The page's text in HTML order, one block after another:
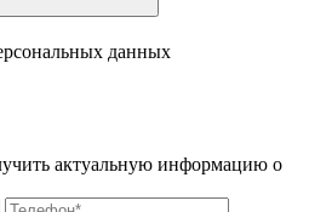
данных
актуальную информацию о